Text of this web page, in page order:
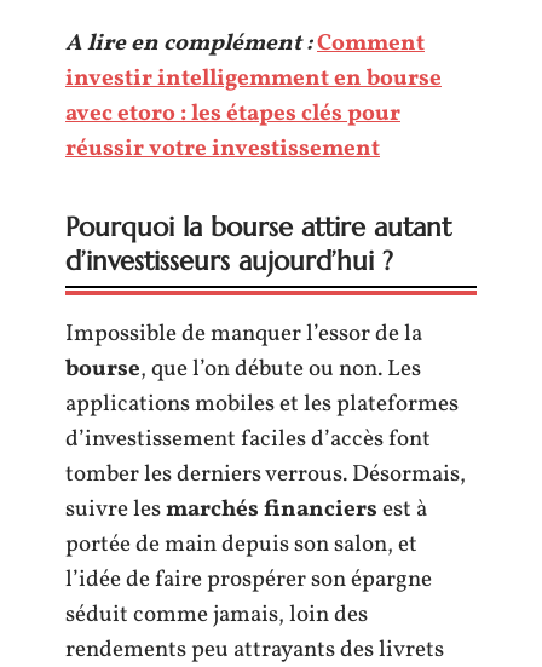
A lire en complément :Comment
investir intelligemment en bourse
avec etoro : les étapes clés pour
réussir votre investissement
Pourquoi la bourse attire autant
d’investisseurs aujourd’hui ?
Impossible de manquer l’essor de la
bourse, que l’on débute ou non. Les
applications mobiles et les plateformes
d’investissement faciles d’accès font
tomber les derniers verrous. Désormais,
suivre lesmarchés financiersest à
portée de main depuis son salon, et
l’idée de faire prospérer son épargne
séduit comme jamais, loin des
rendements peu attrayants des livrets